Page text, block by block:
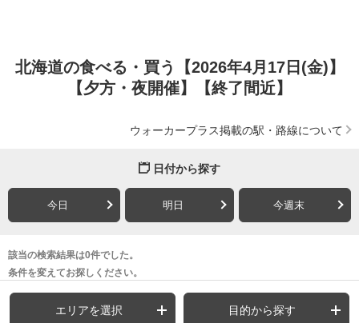
北海道の食べる・買う【2026年4月17日(金)】
【夕方・夜開催】【終了間近】
ウォーカープラス掲載の駅・路線について
日付から探す
今日 明日 今週末
該当の検索結果は0件でした。
条件を変えてお探しください。
エリアを選択 目的から探す